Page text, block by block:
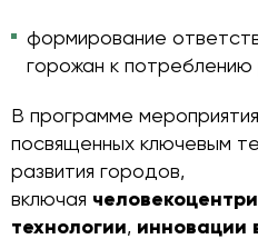
формирование
горожан к потреблению
В программе
посвященных ключевым
развития городов,
включая
технологии, инновации